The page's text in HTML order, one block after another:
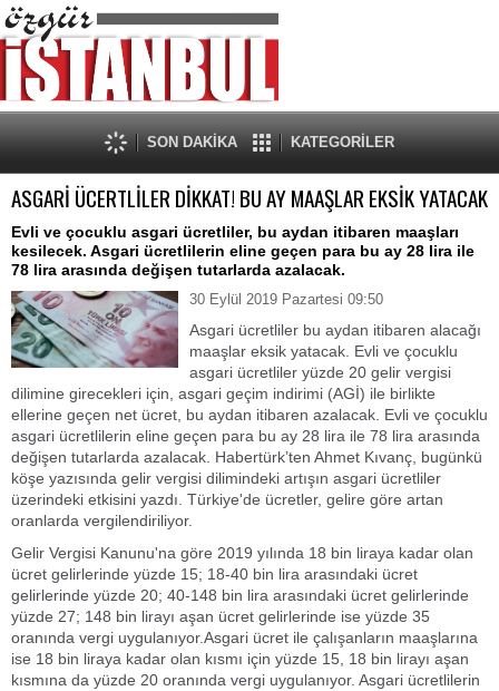
SON DAKİKA KATEGORİLER
ASGARİ ÜCERTLİLER DİKKAT! BU AY MAAŞLAR EKSİK YATACAK
Evli ve çocuklu asgari ücretliler, bu aydan itibaren maaşları
kesilecek. Asgari ücretlilerin eline geçen para bu ay 28 lira ile
78 lira arasında değişen tutarlarda azalacak.
30 Eylül 2019 Pazartesi 09:50
Asgari ücretliler bu aydan itibaren alacağı
maaşlar eksik yatacak. Evli ve çocuklu
asgari ücretliler yüzde 20 gelir vergisi
dilimine girecekleri için, asgari geçim indirimi (AGİ) ile birlikte
ellerine geçen net ücret, bu aydan itibaren azalacak. Evli ve çocuklu
asgari ücretlilerin eline geçen para bu ay 28 lira ile 78 lira arasında
değişen tutarlarda azalacak. Habertürk’ten Ahmet Kıvanç, bugünkü
köşe yazısında gelir vergisi dilimindeki artışın asgari ücretliler
üzerindeki etkisini yazdı. Türkiye'de ücretler, gelire göre artan
oranlarda vergilendiriliyor.
Gelir Vergisi Kanunu'na göre 2019 yılında 18 bin liraya kadar olan
ücret gelirlerinde yüzde 15; 18-40 bin lira arasındaki ücret
gelirlerinde yüzde 20; 40-148 bin lira arasındaki ücret gelirlerinde
yüzde 27; 148 bin lirayı aşan ücret gelirlerinde ise yüzde 35
oranında vergi uygulanıyor.Asgari ücret ile çalışanların maaşlarına
ise 18 bin liraya kadar olan kısmı için yüzde 15, 18 bin lirayı aşan
kısmına da yüzde 20 oranında vergi uygulanıyor. Asgari ücretlilerin